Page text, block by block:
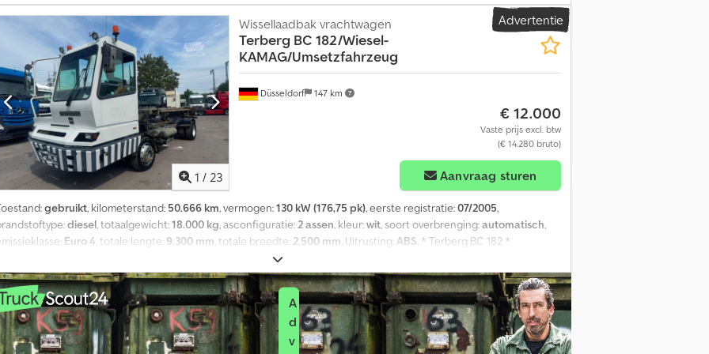
Advertentie
1 / 23
Düsseldorf 147 km
Wissellaadbak vrachtwagen
Terberg BC 182/Wiesel-
KAMAG/Umsetzfahrzeug
€ 12.000
Vaste prijs excl. btw
(€ 14.280 bruto)
Aanvraag sturen
gebruikt, kilometerstand: 50.666 km, vermogen:130 kW (176,75 pk), eerste registratie:07/2005,
diesel, totaalgewicht:18.000 kg, asconfiguratie:2 assen, kleur:wit, soort overbrenging:automatisch,
Euro 4, totale lengte: 9.300 mm, totale breedte: 2.500 mm, Uitrusting: ABS, * Terberg BC 182 *
Verplaatsingsvoertuig * Geschikt voor alle BDF-opleggers * Trekhaak voor het manoeuvreren van aanhangers *
voor 25 km/u Djdpfjzrkq Isx Ankjkr * Alles volledig functioneel
V
o
e
t
k
o
o
p
?
A
d
v